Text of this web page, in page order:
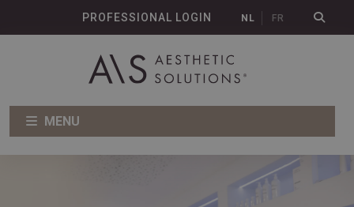
PROFESSIONAL LOGIN NL FR
MENU